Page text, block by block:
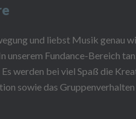
und liebst Musik genau
unserem Fundance-Bereich
werden bei viel Spaß die
sowie das